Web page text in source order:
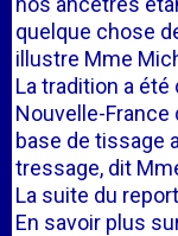
quelque chose
illustre Mme
La tradition a été
Nouvelle-
base de tissage
tressage, dit
La suite du
En savoir plus